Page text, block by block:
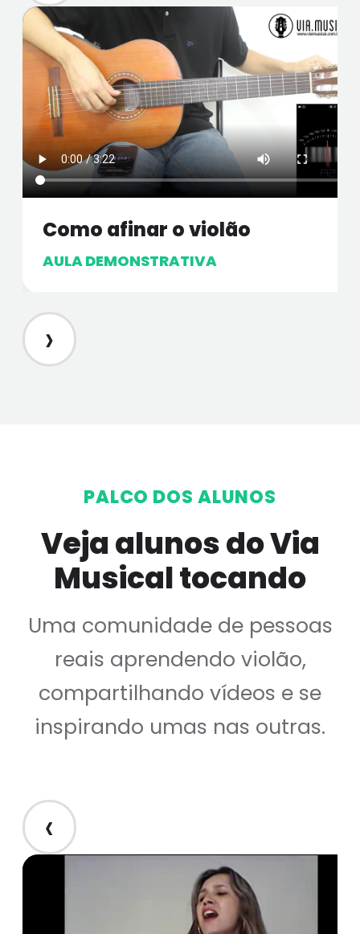
Como afinar o violão
AULA DEMONSTRATIVA
›
PALCO DOS ALUNOS
Veja alunos do Via
Musical tocando
Uma comunidade de pessoas
reais aprendendo violão,
compartilhando vídeos e se
inspirando umas nas outras.
‹